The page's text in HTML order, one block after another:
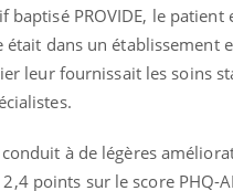
PROVIDE, le
dans un établissement
leur fournissait les soins
à de légères
points sur le score PHQ-